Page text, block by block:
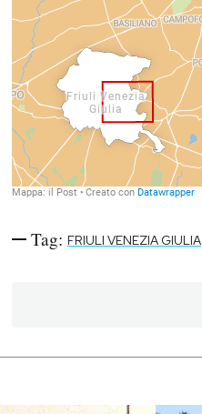
Tag: FRIULI VENEZIA GIULIA